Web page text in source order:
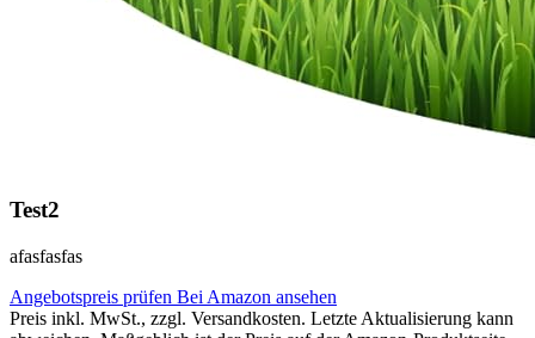
Test2
afasfasfas
Angebotspreis prüfen Bei Amazon ansehen
Preis inkl. MwSt., zzgl. Versandkosten. Letzte Aktualisierung kann